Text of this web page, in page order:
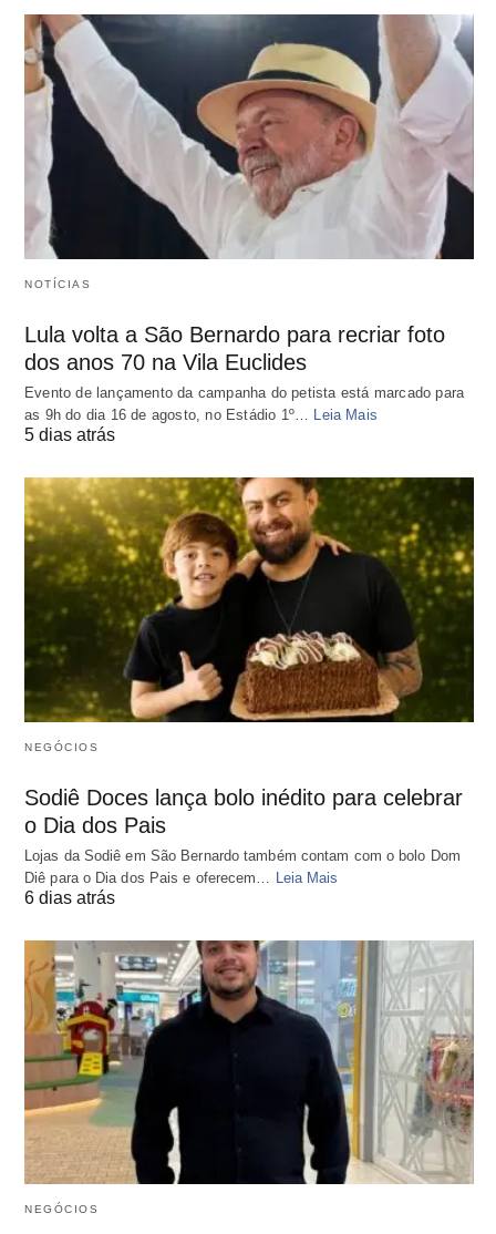
NOTÍCIAS
Lula volta a São Bernardo para recriar foto
dos anos 70 na Vila Euclides
Evento de lançamento da campanha do petista está marcado para
as 9h do dia 16 de agosto, no Estádio 1º… Leia Mais
5 dias atrás
NEGÓCIOS
Sodiê Doces lança bolo inédito para celebrar
o Dia dos Pais
Lojas da Sodiê em São Bernardo também contam com o bolo Dom
Diê para o Dia dos Pais e oferecem… Leia Mais
6 dias atrás
NEGÓCIOS